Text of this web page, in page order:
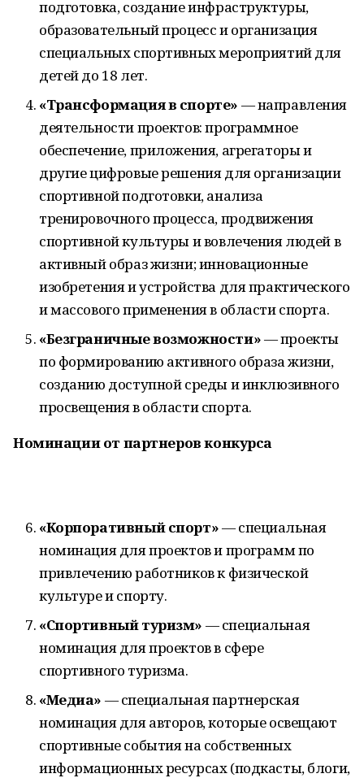
подготовка, создание инфраструктуры,
образовательный процесс и организация
специальных спортивных мероприятий для
детей до 18 лет.
«Трансформация в спорте» — направления
деятельности проектов: программное
обеспечение, приложения, агрегаторы и
другие цифровые решения для организации
спортивной подготовки, анализа
тренировочного процесса, продвижения
спортивной культуры и вовлечения людей в
активный образ жизни; инновационные
изобретения и устройства для практического
и массового применения в области спорта.
«Безграничные возможности»— проекты
по формированию активного образа жизни,
созданию доступной среды и инклюзивного
просвещения в области спорта.
Номинации от партнеров конкурса
«Корпоративный спорт»— специальная
номинация для проектов и программ по
привлечению работников к физической
культуре и спорту.
«Спортивный туризм» — специальная
номинация для проектов в сфере
спортивного туризма.
«Медиа» — специальная партнерская
номинация для авторов, которые освещают
спортивные события на собственных
информационных ресурсах (подкасты, блоги,